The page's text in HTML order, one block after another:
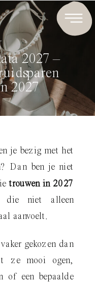
2027 –
2027
je bezig met het
Dan ben je niet
trouwen in 2027
die niet alleen
aanvoelt.
gekozen dan
ze mooi ogen,
of een bepaalde